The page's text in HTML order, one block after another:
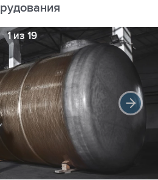
1 из 19